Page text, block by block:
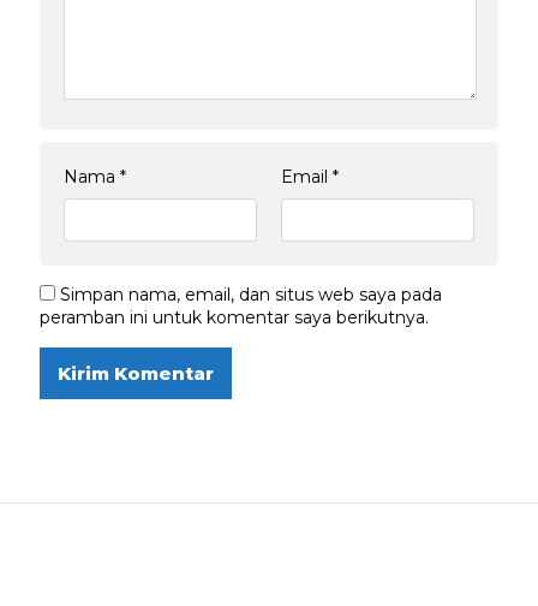
Nama * Email *
Simpan nama, email, dan situs web saya pada
peramban ini untuk komentar saya berikutnya.